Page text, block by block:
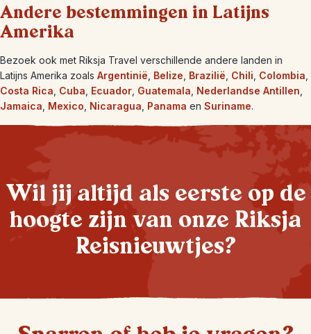
Andere bestemmingen in Latijns
Amerika
Bezoek ook met Riksja Travel verschillende andere landen in
Latijns Amerika zoals Argentinië Belize Brazilië Chili Colombia
Costa Rica Cuba Ecuador Guatemala Nederlandse Antillen
Jamaica Mexico Nicaragua Panama en Suriname.
Wil jij altijd als eerste op de
hoogte zijn van onze Riksja
Reisnieuwtjes?